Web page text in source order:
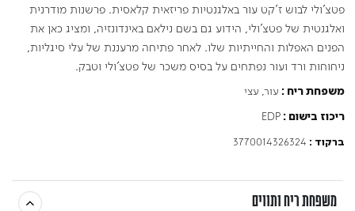
פטצ'ולי לבוש ז'קט עור באלגנטיות פריזאית קלאסית. פרשנות מודרנית
ואלגנטית של פטצ'ולי, הידוע גם בשם נילאם באינדונזיה, ומציג כאן את
הפנים האפלות והחייתיות שלו. לאחר פתיחה מרעננת של עלי סיגליות,
ניחוחות ורד ועור נפתחים על בסיס משכר של פטצ'ולי וטבק.
משפחת ריח : עור, עצי
ריכוז בישום :EDP
ברקוד : 3770014326324
משפחת ריח ותווים